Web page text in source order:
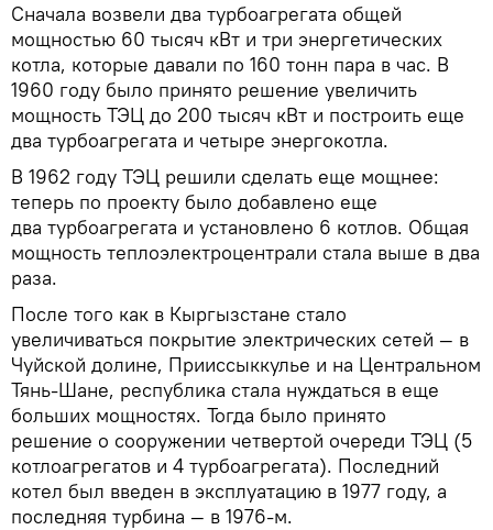
Сначала возвели два турбоагрегата общей
мощностью 60 тысяч кВт и три энергетических
котла, которые давали по 160 тонн пара в час. В
1960 году было принято решение увеличить
мощность ТЭЦ до 200 тысяч кВт и построить еще
два турбоагрегата и четыре энергокотла.
В 1962 году ТЭЦ решили сделать еще мощнее:
теперь по проекту было добавлено еще
два турбоагрегата и установлено 6 котлов. Общая
мощность теплоэлектроцентрали стала выше в два
раза.
После того как в Кыргызстане стало
увеличиваться покрытие электрических сетей — в
Чуйской долине, Прииссыккулье и на Центральном
Тянь-Шане, республика стала нуждаться в еще
больших мощностях. Тогда было принято
решение о сооружении четвертой очереди ТЭЦ (5
котлоагрегатов и 4 турбоагрегата). Последний
котел был введен в эксплуатацию в 1977 году, а
последняя турбина — в 1976-м.